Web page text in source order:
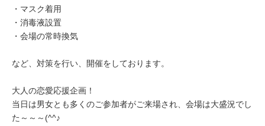
・マスク着用
・消毒液設置
・会場の常時換気
など、対策を行い、開催をしております。
大人の恋愛応援企画！
当日は男女とも多くのご参加者がご来場され、会場は大盛況でし
た～～～(^^♪